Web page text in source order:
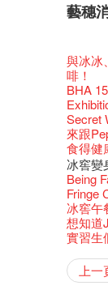
藝穗
藝穗會
藝穗會
The
Feste
藝穗好
藝穗會
藝術作
古宅裏
古宅裡
奶庫推
藝穗會
TEE
【德國
價 🍯
玉露篇
✈ 數量
煎茶
✈數量
演出期
4月21
暫時關
我們的
藝穗會
聖誕平
爵士樂
票房櫃
那位女
走向自
藝穗會
儀式
爵士時
爵士時
藝穗會
This
對@藝
還未太
新年快
青菜沙
治‧翁
JAZZ
爵士時
JAZZ
【藝穗
Pop-up
格外地
格外地
Sony
the
– 31,
煥然
參觀啦
【招募
《她和
篇
觀賞《
意事項
🎃萬聖
WE
Fringe
招聘
【招募
「創作
對待，
【當昌
藝穗會
Notice:
7pm*
Photo
Susie
員、劇
具創造
暖又迷
舞台上
drinks
藝穗會
一分鐘
們一生
Sold
聘請:
新春大
注意:
處將於
【藝穗
世的秘
全新會
文化生
【藝穗
麼是最
【藝穗
🕵【有
【藝穗
廚Joe
【藝穗
食午餐
藝穗會
氣管表
【藝穗
窗外路
【藝穗
一位看
【藝穗
斯的詩
【藝穗
根在藝
Japan
Ring-
👻
會的20
👻
的20
【藝穗
什麼藝
10月15
常踴躍
【藝穗
牛奶公
【藝穗
登登登
啦！
🎈
🕵【有
【藝穗
+
第三場
【藝穗
設計藝
成！
藝穗會
密係。
藝穗會
秘密就
藝穗會
計劃」
的準導
願望
一連四
且結束
諗好今
未？一
第二次
8月20
"Enjoy
裸對話
取得了
售罄，
名。
「給他
劇做出
墨爾本
2016
在攝影
品味藝
暫停開
藝穗默
舞蹈家
Fung
Listen
客席策
"Thank
these
years.."
三隻手
2月5
公開招
熱情滿
圖利古
風欲
Pepe-
2015-
百年未
藝穗會
2015
下午茶
Arts
喜氣洋
普世歡
八周年
藝術公
次會議
試過
「百變
素食午餐
五月方
兩位藝
上的新
Benny
術》訪
藝術家
北烈風
掛起乙
Elaine
Benny
2015-
山外山
山外山
Hok
「山外
個展開
笑翻天
Gloria
多姿多
「你是
「一睡
藝術家
跟大家
Gloria
藝穗
要吃一
「在藝
音樂家
正
東南亞
劉智倫
理妥善
「鬧市
「美
方！」
Benefit
會@畫
愛這片
新年新
十築香
Bay在
Step
小交響
餐:D
找到自
謝謝您
榮獲「
獎
“Artists
fringe
與義工
與冰冰
啡！
BHA
Secret
來跟
食得健
冰窖變
Being
Fringe
冰窖午
想知道
實習生
冰​窖之
十年，
藝術家
冰窖今
攝影廊
12:00-
上一